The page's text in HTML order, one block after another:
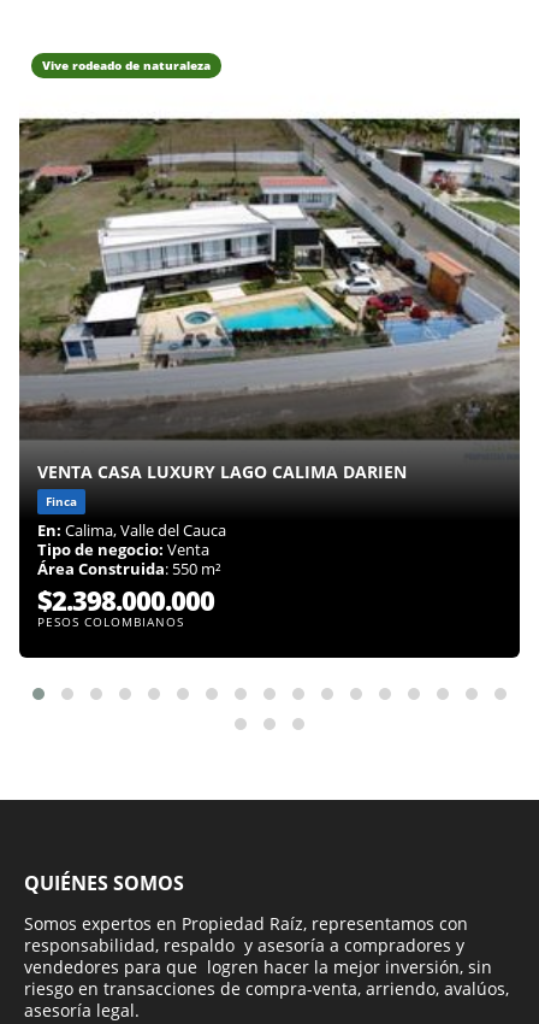
Vive rodeado de naturaleza
VENTA CASA LUXURY LAGO CALIMA DARIEN
Finca
En: Calima, Valle del Cauca
Tipo de negocio: Venta
Área Construida: 550 m²
$2.398.000.000
PESOS COLOMBIANOS
QUIÉNES SOMOS
Somos expertos en Propiedad Raíz, representamos con
responsabilidad, respaldo y asesoría a compradores y
vendedores para que logren hacer la mejor inversión, sin
riesgo en transacciones de compra-venta, arriendo, avalúos,
asesoría legal.